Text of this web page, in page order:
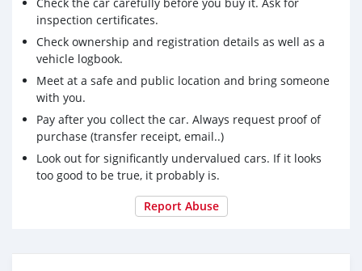
🔥มีรถให้เลือกมากกว่า 1,500 คัน
รหัสรถ 1C330 ราคา 414,000 บาท ผ่อนเพียง 7,628 บาท
Brand. : TOYOTA Year. : 2015
Model. : FORTUNER Grade. : 2.5 G
Engine. : 2500 CC Type. : ดีเซล
Gearbox : MT Color. : ขาว
Mileage. : 194,XXX KM.
(ซื้อสด ราคานี้ยังไม่รวมค่าดำเนินการ 10,000 บ.)
🚩 Price. 414,000 บาท
ยอดจัด : 424,000 บาท
inspection certificates.
Check ownership and registration details as well as a
vehicle logbook.
Meet at a safe and public location and bring someone
with you.
Pay after you collect the car. Always request proof of
purchase (transfer receipt, email..)
Look out for significantly undervalued cars. If it looks
too good to be true, it probably is.
Report Abuse